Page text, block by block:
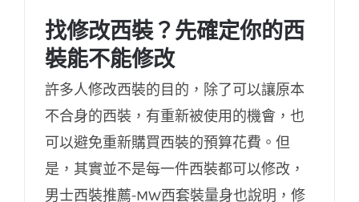
找修改西裝？先確定你的西裝能不能修改
找修改西裝？先確定你的西
裝能不能修改
許多人修改西裝的目的，除了可以讓原本
不合身的西裝，有重新被使用的機會，也
可以避免重新購買西裝的預算花費。但
是，其實並不是每一件西裝都可以修改，
男士西裝推薦-MW西套裝量身也說明，修